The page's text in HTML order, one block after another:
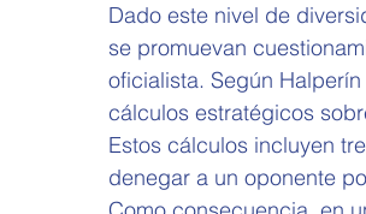
Dado este nivel de
se promuevan
oficialista. Según
cálculos estratégicos
Estos cálculos incluyen
denegar a un oponente